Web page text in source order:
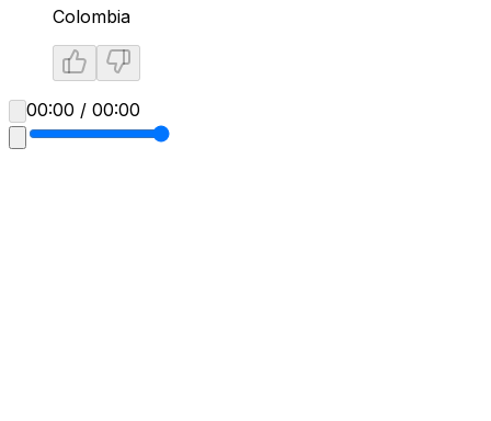
Colombia
00:00 / 00:00